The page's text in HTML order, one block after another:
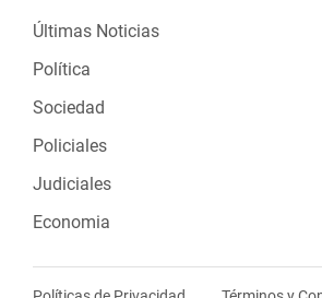
Últimas Noticias
Política
Sociedad
Policiales
Judiciales
Economia